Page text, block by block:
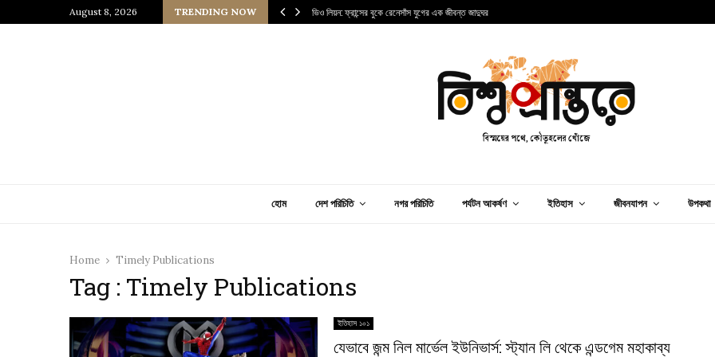
August 8, 2026 TRENDING NOW
জাপানি আধ্যাত্মিকতার ছোঁয়া ভিও লিয়ন: ফ্রান্সের বুকে রেনেসাঁস যুগের এক জীবন্ত জাদুঘর
হোম দেশ পরিচিতি নগর পরিচিতি পর্যটন আকর্ষণ ইতিহাস জীবনযাপন উপকথা
Home Timely Publications
Tag : Timely Publications
ইতিহাস ১০১
যেভাবে জন্ম নিল মার্ভেল ইউনিভার্স: স্ট্যান লি থেকে এন্ডগেম মহাকাব্য